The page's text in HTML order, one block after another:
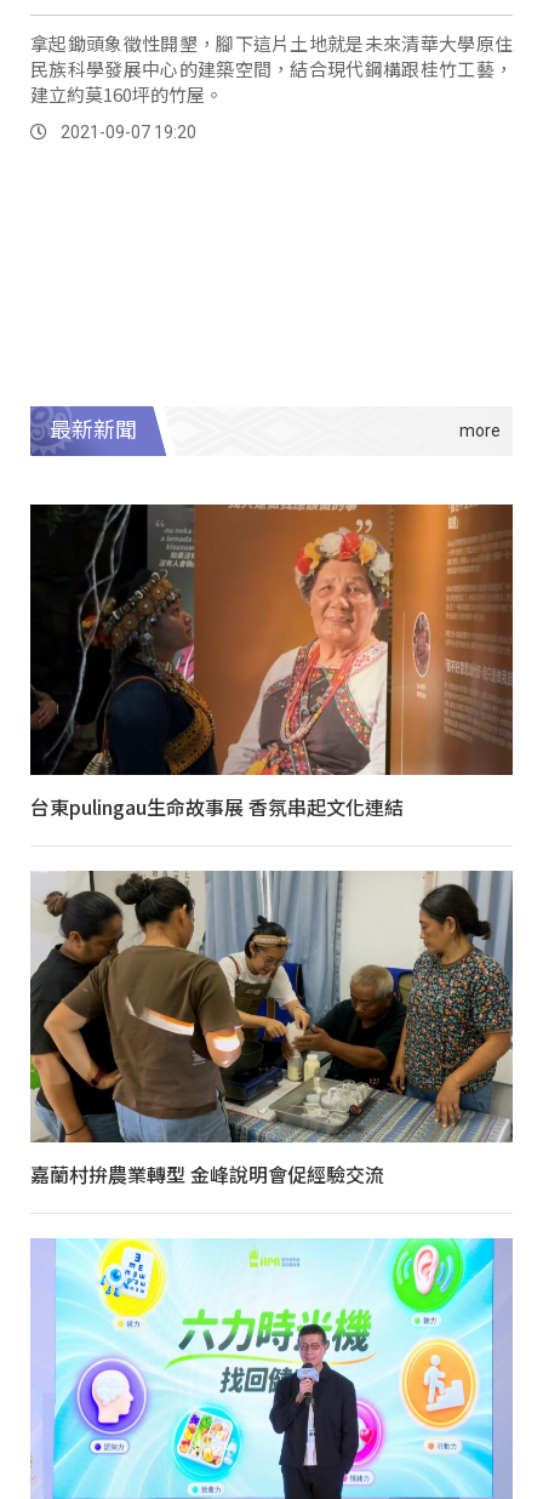
拿起鋤頭象徵性開墾，腳下這片土地就是未來清華大學原住
民族科學發展中心的建築空間，結合現代鋼構跟桂竹工藝，
建立約莫160坪的竹屋。
2021-09-07 19:20
最新新聞
台東pulingau生命故事展 香氛串起文化連結
嘉蘭村拚農業轉型 金峰說明會促經驗交流